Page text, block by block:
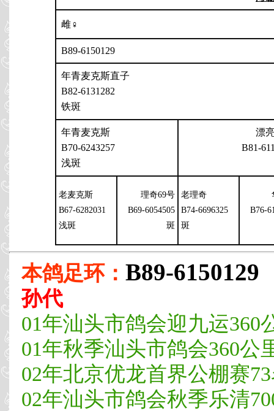
雌♀
B89-6150129
年青麦克斯直子
B82-6131282
铁斑
年青麦克斯
B70-6243257
浅斑
漂
B81-
老麦克斯
B67-6282031
浅斑
理奇69号
B69-6054505
斑
老理奇
B74-6696325
斑
B76-
本鸽足环： B89-6150129
孙代
01年汕头市鸽会迎九运360
01年秋季汕头市鸽会360公
02年北京优龙首界公棚赛
02年汕头市鸽会秋季乐清